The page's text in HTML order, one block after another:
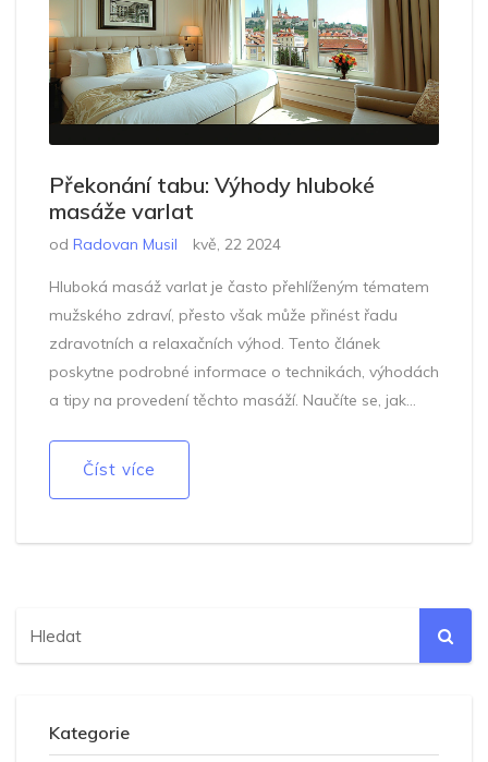
Překonání tabu: Výhody hluboké
masáže varlat
od Radovan Musil kvě, 22 2024
Hluboká masáž varlat je často přehlíženým tématem
mužského zdraví, přesto však může přinést řadu
zdravotních a relaxačních výhod. Tento článek
poskytne podrobné informace o technikách, výhodách
a tipy na provedení těchto masáží. Naučíte se, jak
intimitu s partnerem.
Číst více
Kategorie